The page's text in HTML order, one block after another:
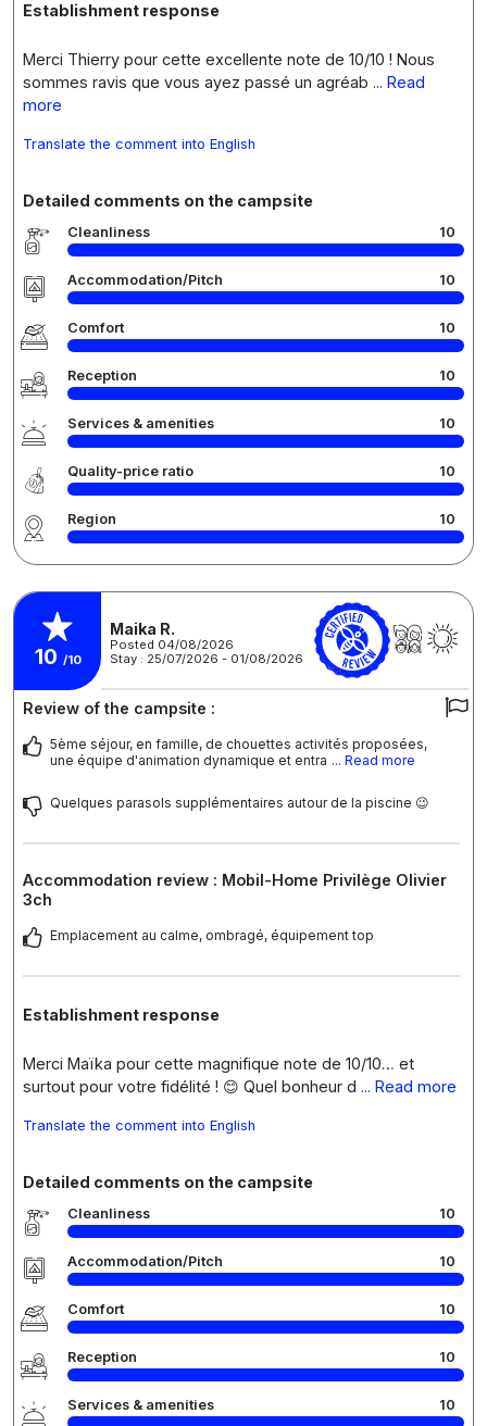
Establishment response
Merci Thierry pour cette excellente note de 10/10 ! Nous
sommes ravis que vous ayez passé un agréab ... Read
more
Translate the comment into English
Detailed comments on the campsite
Cleanliness 10
Accommodation/Pitch 10
Comfort 10
Reception 10
Services & amenities 10
Quality-price ratio 10
Region 10
10 /10
Maika R.
Posted 04/08/2026
Stay : 25/07/2026 - 01/08/2026
Review of the campsite :
5ème séjour, en famille, de chouettes activités proposées,
une équipe d'animation dynamique et entra ... Read more
Quelques parasols supplémentaires autour de la piscine 😉
Accommodation review : Mobil-Home Privilège Olivier
3ch
Emplacement au calme, ombragé, équipement top
Establishment response
Merci Maïka pour cette magnifique note de 10/10… et
surtout pour votre fidélité ! 😊 Quel bonheur d ... Read more
Translate the comment into English
Detailed comments on the campsite
Cleanliness 10
Accommodation/Pitch 10
Comfort 10
Reception 10
Services & amenities 10